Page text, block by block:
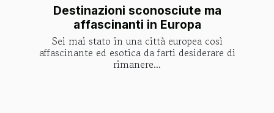
Destinazioni sconosciute ma
affascinanti in Europa
Sei mai stato in una città europea così
affascinante ed esotica da farti desiderare di
rimanere...